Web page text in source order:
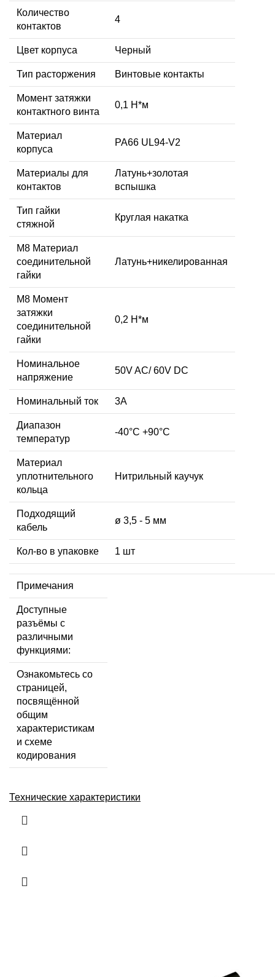
Количество
контактов
4
Цвет корпуса Черный
Тип расторжения Винтовые контакты
Момент затяжки
контактного винта
0,1 Н*м
Материал
корпуса
PA66 UL94-V2
Материалы для
контактов
Латунь+золотая
вспышка
Тип гайки
стяжной
Круглая накатка
М8 Материал
соединительной
гайки
Латунь+никелированная
M8 Момент
затяжки
соединительной
гайки
0,2 Н*м
Номинальное
напряжение
50V AC/ 60V DC
Номинальный ток 3А
Диапазон
температур
-40°C +90°C
Материал
уплотнительного
кольца
Нитрильный каучук
Подходящий
кабель
ø 3,5 - 5 мм
Кол-во в упаковке 1 шт
Примечания
Доступные
разъёмы с
различными
функциями:
Ознакомьтесь со
страницей,
посвящённой
общим
характеристикам
и схеме
кодирования
Технические характеристики